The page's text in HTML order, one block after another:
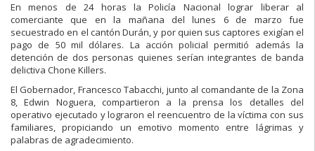
En menos de 24 horas la Policía Nacional
lograr liberar al
comerciante que enla mañana del lunes 6 de marzo fue
secuestrado en el cantón Durán,y por quien sus captores exigían el
pago de 50 mil dólares. La acción policialpermitió además la
detención de dos personas quienes serían integrantes de banda
delictiva Chone Killers.
El Gobernador, Francesco Tabacchi, junto al comandante de la Zona
8, Edwin Noguera, compartieron a la prensa los detalles del
operativo ejecutado ylograron el reencuentro de la víctima con sus
familiares, propiciando un emotivomomento entre lágrimas y
palabras de agradecimiento.